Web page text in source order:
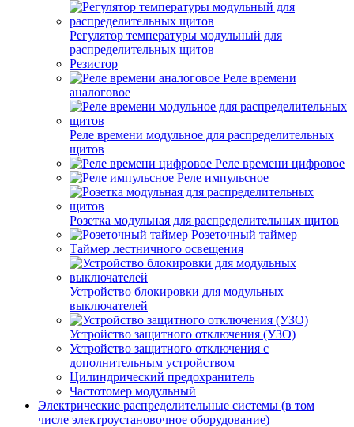
Регулятор температуры модульный для
распределительных щитов
Резистор
Реле времени
аналоговое
Реле времени модульное для распределительных
щитов
Реле времени цифровое
Реле импульсное
Розетка модульная для распределительных щитов
Розеточный таймер
Таймер лестничного освещения
Устройство блокировки для модульных
выключателей
Устройство защитного отключения (УЗО)
Устройство защитного отключения с
дополнительным устройством
Цилиндрический предохранитель
Частотомер модульный
Электрические распределительные системы (в том
числе электроустановочное оборудование)